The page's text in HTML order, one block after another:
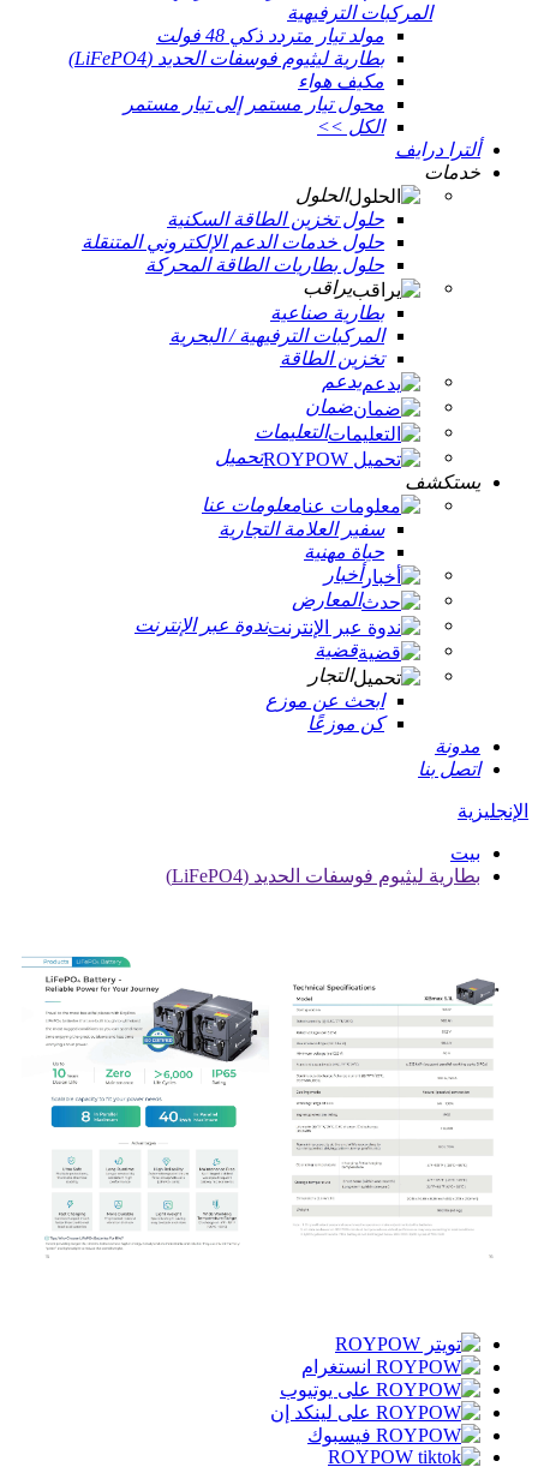
المركبات الترفيهية
مولد تيار متردد ذكي 48 فولت
بطارية ليثيوم فوسفات الحديد (LiFePO4)
مكيف هواء
محول تيار مستمر إلى تيار مستمر
الكل >>
ألترا درايف
خدمات
الحلول
حلول تخزين الطاقة السكنية
حلول خدمات الدعم الإلكتروني المتنقلة
حلول بطاريات الطاقة المحركة
يراقب
بطارية صناعية
المركبات الترفيهية / البحرية
تخزين الطاقة
يدعم
ضمان
التعليمات
تحميل
يستكشف
معلومات عنا
سفير العلامة التجارية
حياة مهنية
أخبار
المعارض
ندوة عبر الإنترنت
قضية
التجار
ابحث عن موزع
كن موزعًا
مدونة
اتصل بنا
الإنجليزية
بيت
بطارية ليثيوم فوسفات الحديد (LiFePO4)